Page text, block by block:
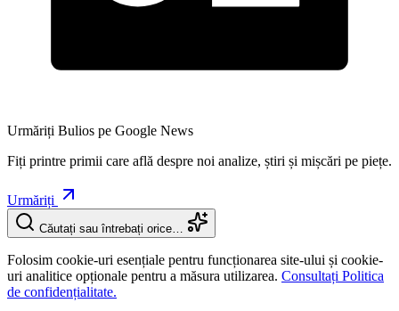
Urmăriți Bulios pe Google News
Fiți printre primii care află despre noi analize, știri și mișcări pe piețe.
Urmăriți
Căutați sau întrebați orice…
Folosim cookie-uri esențiale pentru funcționarea site-ului și cookie-
uri analitice opționale pentru a măsura utilizarea. Consultați Politica
de confidențialitate.